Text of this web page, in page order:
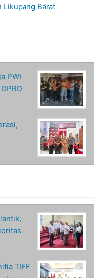
Likupang Barat
PWI
TIFF